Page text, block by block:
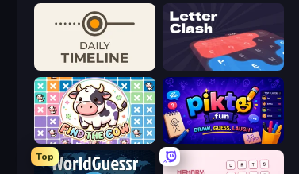
Daily Timeline LetterClash
Find The Cow Pikto.fun
Top